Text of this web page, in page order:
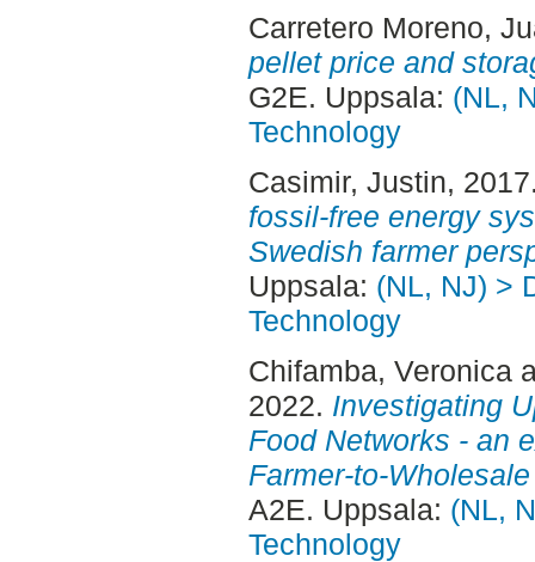
Carretero Moreno,
pellet price and
G2E. Uppsala: (NL,
Technology
Casimir, Justin,
fossil-free energy
Swedish farmer
Uppsala: (NL, NJ) >
Technology
Chifamba, Veronica
2022. Investigating
Food Networks - an
Farmer-to-
A2E. Uppsala: (NL,
Technology